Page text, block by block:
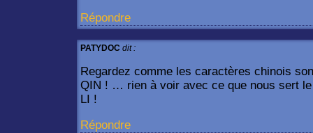
Répondre
PATYDOC dit :
Regardez comme les caractères chinois
QIN ! … rien à voir avec ce que nous sert
LI !
Répondre